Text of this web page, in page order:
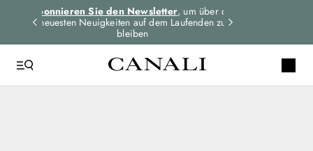
Abonnieren Sie den Newsletter, um über die
neuesten Neuigkeiten auf dem Laufenden zu
bleiben